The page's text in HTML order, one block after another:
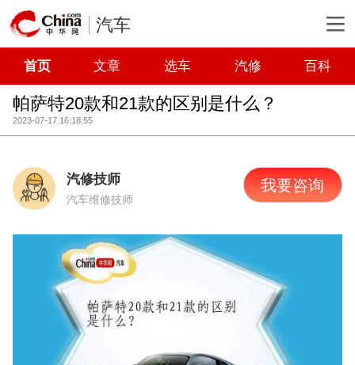
汽车
首页 文章 选车 汽修 百科
帕萨特20款和21款的区别是什么？
2023-07-17 16:18:55
汽修技师
汽车维修技师
我要咨询